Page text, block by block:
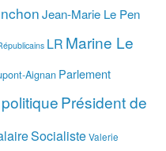
Jean-Marie Le Pen
LR Marine Le
Aignan Parlement
politiquePrésident de
SocialisteValerie